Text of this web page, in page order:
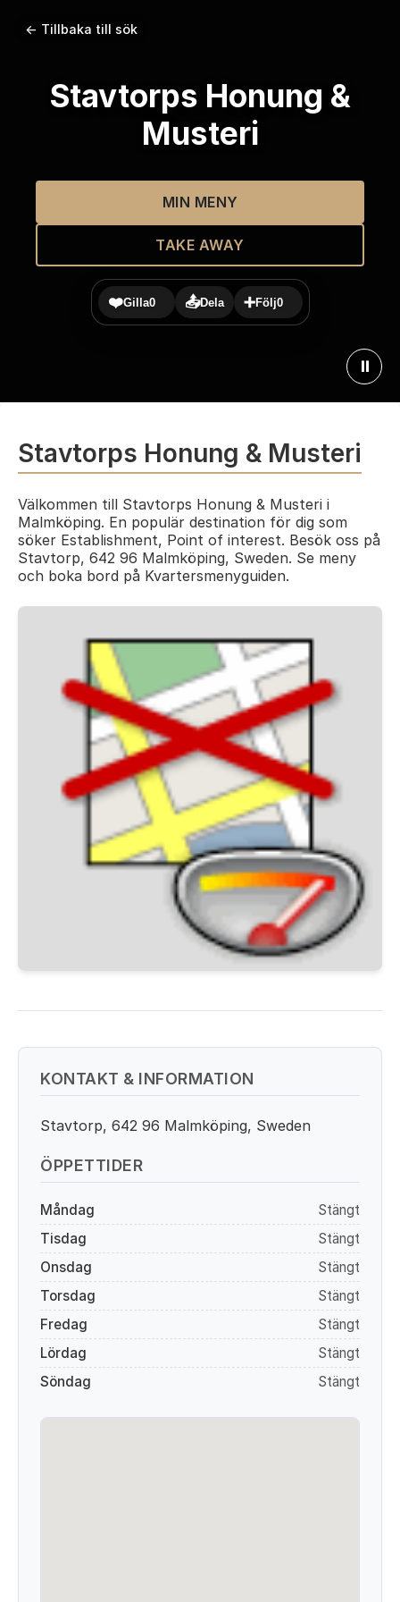
← Tillbaka till sök
Stavtorps Honung &
Musteri
MIN MENY
TAKE AWAY
❤️Gilla0 📤Dela ➕Följ0
⏸
Stavtorps Honung & Musteri
Välkommen till Stavtorps Honung & Musteri i
Malmköping. En populär destination för dig som
söker Establishment, Point of interest. Besök oss på
Stavtorp, 642 96 Malmköping, Sweden. Se meny
och boka bord på Kvartersmenyguiden.
KONTAKT & INFORMATION
Stavtorp, 642 96 Malmköping, Sweden
ÖPPETTIDER
Måndag
Stängt
Tisdag
Stängt
Onsdag
Stängt
Torsdag
Stängt
Fredag
Stängt
Lördag
Stängt
Söndag
Stängt